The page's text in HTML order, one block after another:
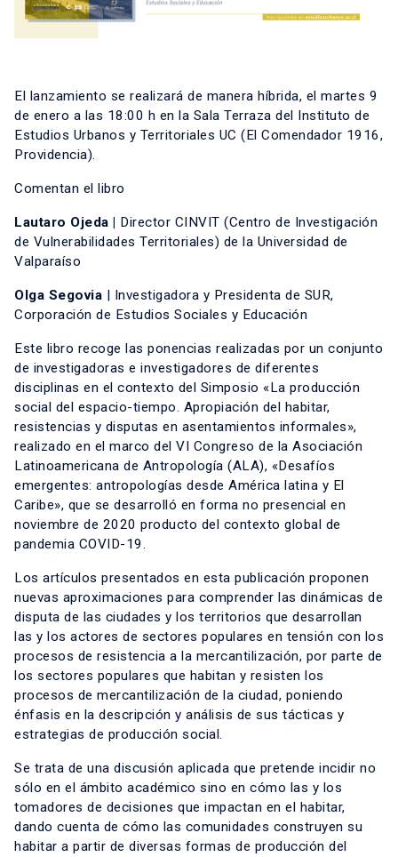
El lanzamiento se realizará de manera híbrida, el martes 9
de enero a las 18:00 h en la Sala Terraza del Instituto de
Estudios Urbanos y Territoriales UC (El Comendador 1916,
Providencia).
Comentan el libro
Lautaro Ojeda | Director CINVIT (Centro de Investigación
de Vulnerabilidades Territoriales) de la Universidad de
Valparaíso
Olga Segovia | Investigadora y Presidenta de SUR,
Corporación de Estudios Sociales y Educación
Este libro recoge las ponencias realizadas por un conjunto
de investigadoras e investigadores de diferentes
disciplinas en el contexto del Simposio «La producción
social del espacio-tiempo. Apropiación del habitar,
resistencias y disputas en asentamientos informales»,
realizado en el marco del VI Congreso de la Asociación
Latinoamericana de Antropología (ALA), «Desafíos
emergentes: antropologías desde América latina y El
Caribe», que se desarrolló en forma no presencial en
noviembre de 2020 producto del contexto global de
pandemia COVID-19.
Los artículos presentados en esta publicación proponen
nuevas aproximaciones para comprender las dinámicas de
disputa de las ciudades y los territorios que desarrollan
las y los actores de sectores populares en tensión con los
procesos de resistencia a la mercantilización, por parte de
los sectores populares que habitan y resisten los
procesos de mercantilización de la ciudad, poniendo
énfasis en la descripción y análisis de sus tácticas y
estrategias de producción social.
Se trata de una discusión aplicada que pretende incidir no
sólo en el ámbito académico sino en cómo las y los
tomadores de decisiones que impactan en el habitar,
dando cuenta de cómo las comunidades construyen su
habitar a partir de diversas formas de producción del